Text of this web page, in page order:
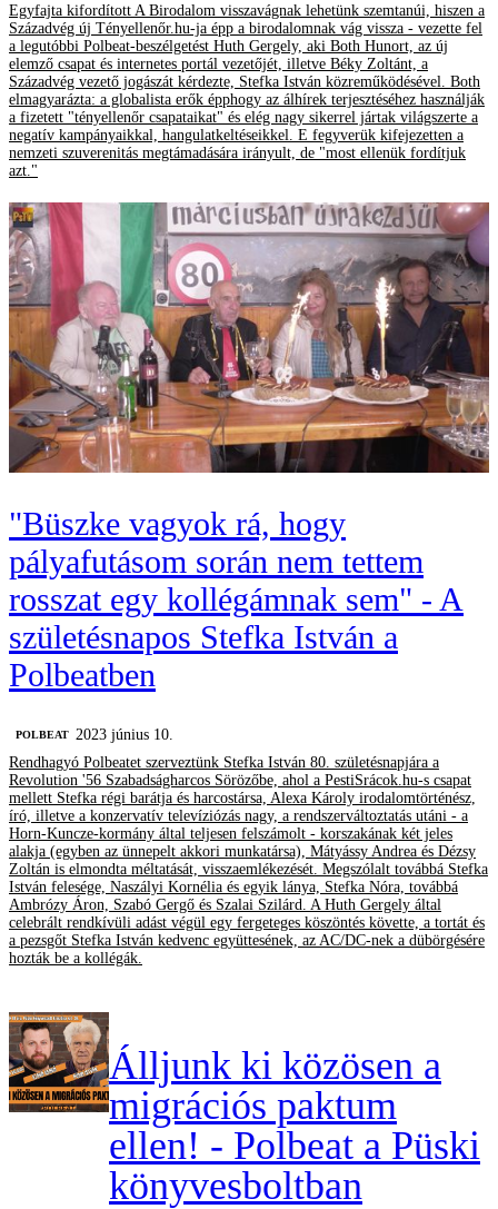
Egyfajta kifordított A Birodalom visszavágnak lehetünk szemtanúi, hiszen a
Századvég új Tényellenőr.hu-ja épp a birodalomnak vág vissza - vezette fel
a legutóbbi Polbeat-beszélgetést Huth Gergely, aki Both Hunort, az új
elemző csapat és internetes portál vezetőjét, illetve Béky Zoltánt, a
Századvég vezető jogászát kérdezte, Stefka István közreműködésével. Both
elmagyarázta: a globalista erők épphogy az álhírek terjesztéséhez használják
a fizetett "tényellenőr csapataikat" és elég nagy sikerrel jártak világszerte a
negatív kampányaikkal, hangulatkeltéseikkel. E fegyverük kifejezetten a
nemzeti szuverenitás megtámadására irányult, de "most ellenük fordítjuk
azt."
"Büszke vagyok rá, hogy
pályafutásom során nem tettem
rosszat egy kollégámnak sem" - A
születésnapos Stefka István a
Polbeatben
‎POLBEAT
2023 június 10.
Rendhagyó Polbeatet szerveztünk Stefka István 80. születésnapjára a
Revolution '56 Szabadságharcos Sörözőbe, ahol a PestiSrácok.hu-s csapat
mellett Stefka régi barátja és harcostársa, Alexa Károly irodalomtörténész,
író, illetve a konzervatív televíziózás nagy, a rendszerváltoztatás utáni - a
Horn-Kuncze-kormány által teljesen felszámolt - korszakának két jeles
alakja (egyben az ünnepelt akkori munkatársa), Mátyássy Andrea és Dézsy
Zoltán is elmondta méltatását, visszaemlékezését. Megszólalt továbbá Stefka
István felesége, Naszályi Kornélia és egyik lánya, Stefka Nóra, továbbá
Ambrózy Áron, Szabó Gergő és Szalai Szilárd. A Huth Gergely által
celebrált rendkívüli adást végül egy fergeteges köszöntés követte, a tortát és
a pezsgőt Stefka István kedvenc együttesének, az AC/DC-nek a dübörgésére
hozták be a kollégák.
Álljunk ki közösen a
migrációs paktum
ellen! - Polbeat a Püski
könyvesboltban